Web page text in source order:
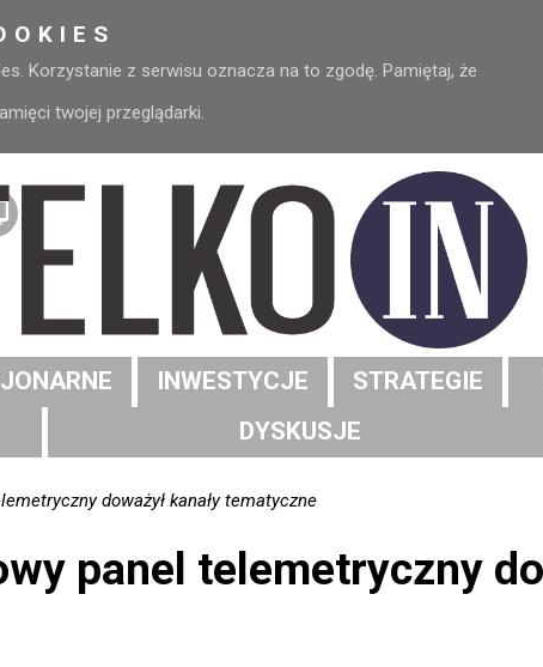
Korzystanie z serwisu oznacza na to zgodę. Pamiętaj, że
twojej przeglądarki.
INWESTYCJE STRATEGIE
DYSKUSJE
doważył kanały tematyczne
panel telemetryczny